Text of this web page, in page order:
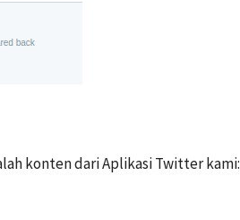
konten dari Aplikasi Twitter kami: